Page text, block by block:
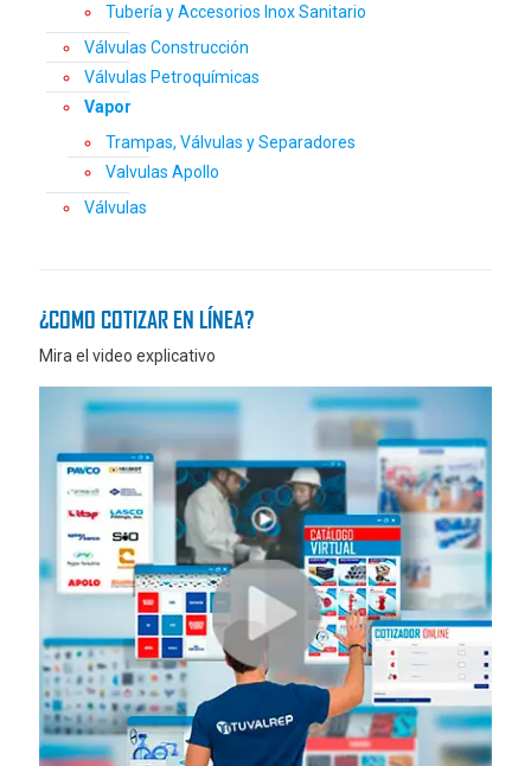
Tubería y Accesorios Inox Sanitario
Válvulas Construcción
Válvulas Petroquímicas
Vapor
Trampas, Válvulas y Separadores
Valvulas Apollo
Válvulas
¿COMO COTIZAR EN LÍNEA?
Mira el video explicativo